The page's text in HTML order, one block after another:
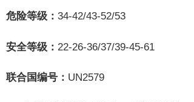
危险等级： 34-42/43-52/53
安全等级： 22-26-36/37/39-45-61
联合国编号： UN2579